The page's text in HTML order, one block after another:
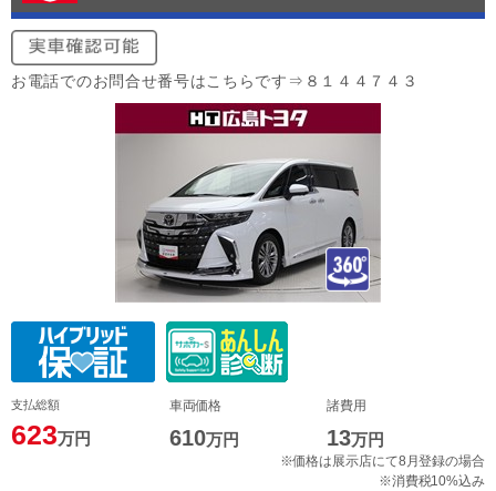
お電話でのお問合せ番号はこちらです⇒８１４４７４３
支払総額
623万円
車両価格
610万円
諸費用
13万円
※価格は展示店にて8月登録の場合
※消費税10%込み